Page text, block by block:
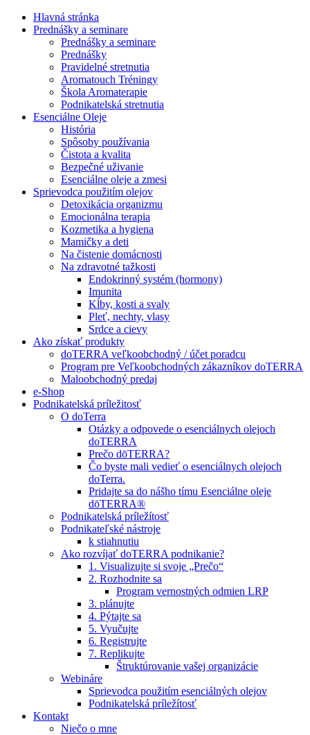
Hlavná stránka
Prednášky a seminare
Prednášky a seminare
Prednášky
Pravidelné stretnutia
Aromatouch Tréningy
Škola Aromaterapie
Podnikatelská stretnutia
Esenciálne Oleje
História
Spôsoby používania
Čistota a kvalita
Bezpečné uživanie
Esenciálne oleje a zmesi
Sprievodca použitím olejov
Detoxikácia organizmu
Emocionálna terapia
Kozmetika a hygiena
Mamičky a deti
Na čistenie domácnosti
Na zdravotné tažkosti
Endokrinný systém (hormony)
Imunita
Kĺby, kosti a svaly
Pleť, nechty, vlasy
Srdce a cievy
Ako získať produkty
doTERRA veľkoobchodný / účet poradcu
Program pre Veľkoobchodných zákazníkov doTERRA
Maloobchodný predaj
e-Shop
Podnikatelská príležitosť
O doTerra
Otázky a odpovede o esenciálnych olejoch
doTERRA
Prečo dōTERRA?
Čo byste mali vedieť o esenciálnych olejoch
doTerra.
Pridajte sa do nášho tímu Esenciálne oleje
dōTERRA®
Podnikatelská príležítosť
Podnikateľské nástroje
k stiahnutiu
Ako rozvíjať doTERRA podnikanie?
1. Visualizujte si svoje „Prečo“
2. Rozhodnite sa
Program vernostných odmien LRP
3. plánujte
4. Pýtajte sa
5. Vyučujte
6. Registrujte
7. Replikujte
Štruktúrovanie vašej organizácie
Webináre
Sprievodca použitím esenciálných olejov
Podnikatelská príležítosť
Kontakt
Niečo o mne